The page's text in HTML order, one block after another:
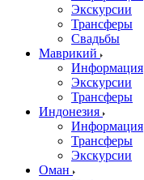
Экскурсии
Трансферы
Свадьбы
Маврикий
Информация
Экскурсии
Трансферы
Индонезия
Информация
Трансферы
Экскурсии
Оман